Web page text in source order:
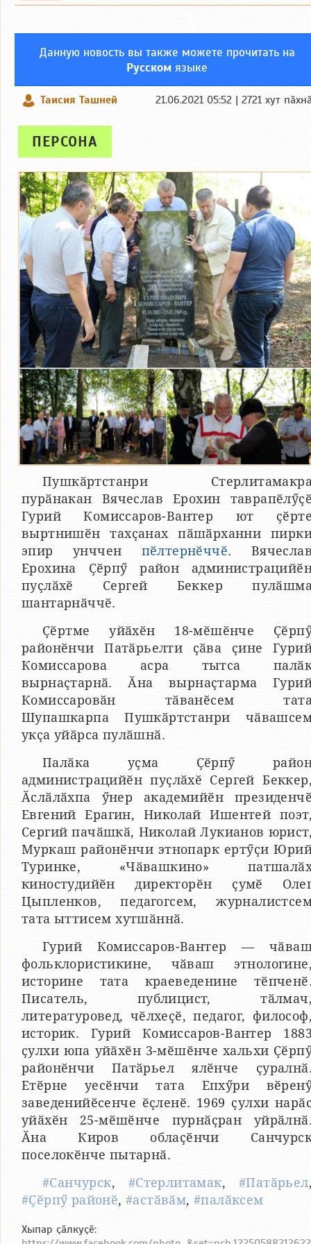
Данную новость вы также можете прочитать на
Русском языке
Таисия Ташней 21.06.2021 05:52 | 2721 хут
ПЕРСОНА
Пушкӑртстанри
пурӑнакан Вячеслав Ерохин
Гурий Комиссаров-Вантер ют
выртнишӗн тахҫанах пӑшӑрханни
эпир унччен пӗлтернӗччӗ.
Ерохина Ҫӗрпӳ район
пуҫлӑхӗ Сергей Беккер
шантарнӑччӗ.
Ҫӗртме уйӑхӗн 18-мӗшӗнче
районӗнчи Патӑрьелти ҫӑва ҫине
Комиссарова асра тытса
вырнаҫтарнӑ. Ӑна вырнаҫтарма
Комиссаровӑн тӑванӗсем
Шупашкарпа Пушкӑртстанри
укҫа уйӑрса пулӑшнӑ.
Палӑка уҫма Ҫӗрпӳ
администрацийӗн пуҫлӑхӗ Сергей
Ӑслӑлӑхпа ӳнер академийӗн
Евгений Ерагин, Николай Ишентей
Сергий пачӑшкӑ, Николай Лукианов
Муркаш районӗнчи этнопарк ертӳҫи
Туринке, «Чӑвашкино»
киностудийӗн директорӗн ҫумӗ
Цыпленков, педагогсем,
тата ыттисем хутшӑннӑ.
Гурий Комиссаров-Вантер —
фольклористикине, чӑваш
историне тата краеведенине
Писатель, публицист,
литературовед, чӗлхеҫӗ, педагог,
историк. Гурий Комиссаров-Вантер
ҫулхи юпа уйӑхӗн 3-мӗшӗнче хальхи
районӗнчи Патӑрьел ялӗнче
Етӗрне уесӗнчи тата Епхӳри
заведенийӗсенче ӗҫленӗ. 1969 ҫулхи
уйӑхӗн 25-мӗшӗнче пурнӑҫран
Ӑна Киров облаҫӗнчи
поселокӗнче пытарнӑ.
#Санчурск, #Стерлитамак, #Патӑрьел
#Ҫӗрпӳ районӗ,#астӑвӑм,#палӑксем
Хыпар ҫӑлкуҫӗ: